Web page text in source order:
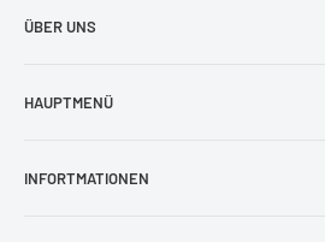
ÜBER UNS
Seit mehr als 10 Jahren Planen und
HAUPTMENÜ
IP Kameras
INFORTMATIONEN